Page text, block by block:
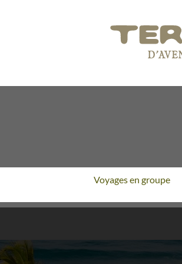
Voyages en groupe